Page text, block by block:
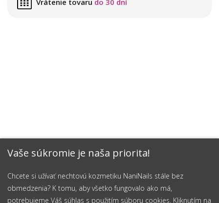
Vaše súkromie je naša priorita!
Chcete si užívať nechtovú kozmetiku NaniNails stále bez
obmedzenia? K tomu, aby všetko fungovalo ako má,
potrebujeme Váš súhlas s použitím súboru cookies. Kliknutím na
Vrátenie tovaru do 30 dní